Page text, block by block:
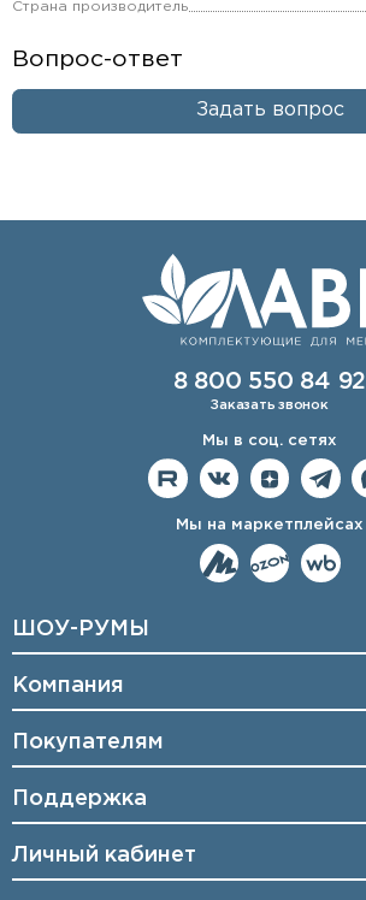
Страна производитель
Вопрос-ответ
Задать вопрос
8 800 550 84 92
Заказать звонок
Мы в соц. сетях
Мы на маркетплейсах
ШОУ-РУМЫ
Компания
Покупателям
Поддержка
Личный кабинет